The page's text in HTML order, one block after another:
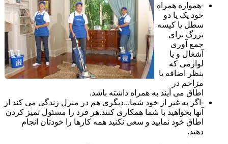
-همواره همراه
خود یک یا دو
سطل یا کیسه
بزرگ برای
جمع آوری
آشغال و یا
لوازمی که
بنظر اضافه یا
مزاحم در
اطاق می آیند به همراه داشته باشد.
-اگر به غیر از خود شما...دیگری هم در منزل زندگی می کند از
آنها بخواهید با شما همکاری کنند.هر فرد را مسئول تمیز کردن
اطاق خود نمایید و سعی نکنید همه کارها را خودتان انجام
دهید.